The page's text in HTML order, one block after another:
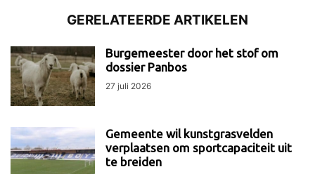
GERELATEERDE ARTIKELEN
Burgemeester door het stof om
dossier Panbos
27 juli 2026
Gemeente wil kunstgrasvelden
verplaatsen om sportcapaciteit uit
te breiden